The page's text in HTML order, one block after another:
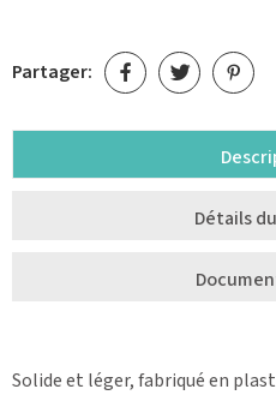
Partager:
Détails
Solide et léger, fabriqué en